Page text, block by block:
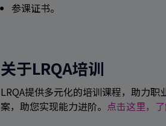
参课证书。
关于LRQA培训
LRQA提供多元化的培训课程，助力
案，助您实现能力进阶。 点击这里，